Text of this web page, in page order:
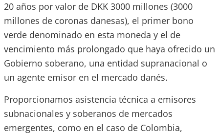
20 años por valor de DKK 3000 millones (3000
millones de coronas danesas), el primer bono
verde denominado en esta moneda y el de
vencimiento más prolongado que haya ofrecido un
Gobierno soberano, una entidad supranacional o
un agente emisor en el mercado danés.
Proporcionamos asistencia técnica a emisores
subnacionales y soberanos de mercados
emergentes, como en el caso de Colombia,